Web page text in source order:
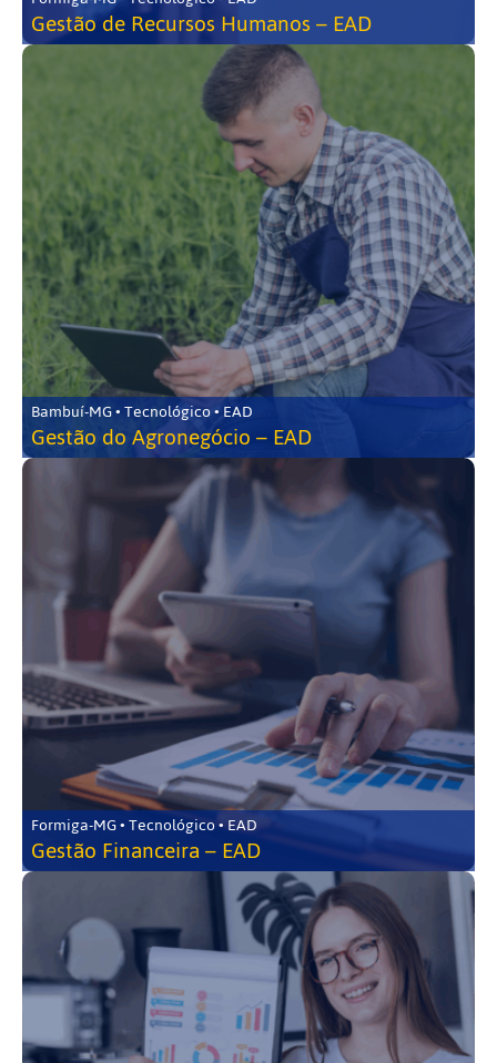
Gestão de Recursos Humanos – EAD
Bambuí-MG • Tecnológico • EAD
Gestão do Agronegócio – EAD
Formiga-MG • Tecnológico • EAD
Gestão Financeira – EAD